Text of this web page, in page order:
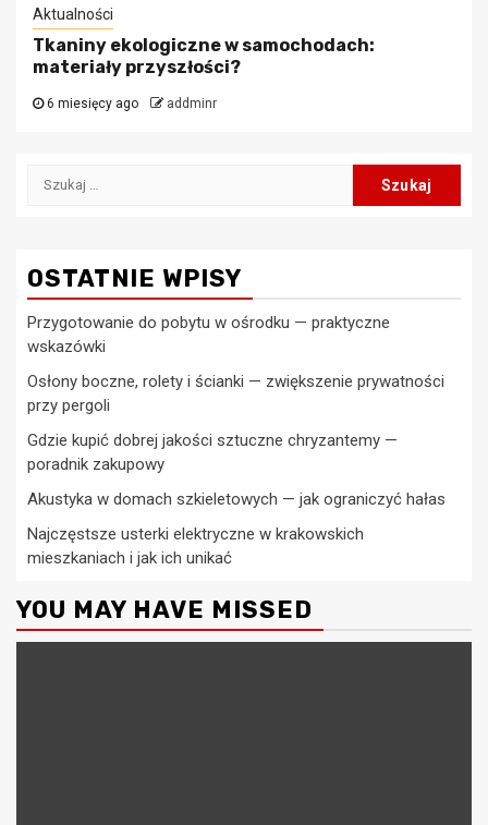
Aktualności
Tkaniny ekologiczne w samochodach:
materiały przyszłości?
6 miesięcy ago addminr
Szukaj:
OSTATNIE WPISY
Przygotowanie do pobytu w ośrodku — praktyczne
wskazówki
Osłony boczne, rolety i ścianki — zwiększenie prywatności
przy pergoli
Gdzie kupić dobrej jakości sztuczne chryzantemy —
poradnik zakupowy
Akustyka w domach szkieletowych — jak ograniczyć hałas
Najczęstsze usterki elektryczne w krakowskich
mieszkaniach i jak ich unikać
YOU MAY HAVE MISSED